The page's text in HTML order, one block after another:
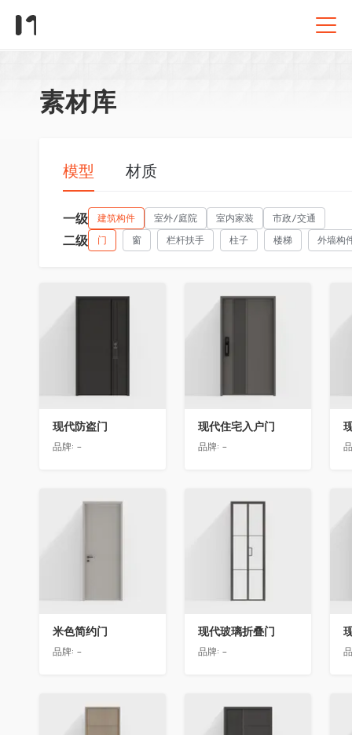
素材库
模型 材质
一级 建筑构件 室外/庭院 室内家装 市政/交通
二级 门 窗 栏杆扶手 柱子 楼梯 外墙构
收藏
现代防盗门
品牌: -
收藏
现代住宅入户门
品牌: -
收藏
米色简约门
品牌: -
收藏
现代玻璃折叠门
品牌: -
收藏 收藏